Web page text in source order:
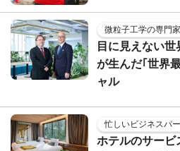
微粒子工学の専門
目に見えない
が生んだ｢世界
ャル
忙しいビジネスパ
ホテルのサービ